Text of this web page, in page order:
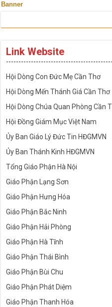
Banner
Link Website
Hội Dòng Con Đức Mẹ Cần Thơ
Hội Dòng Mến Thánh Giá Cần Thơ
Hội Dòng Chúa Quan Phòng Cần
Hội Đồng Giám Mục Việt Nam
Ủy Ban Giáo Lý Đức Tin HĐGMVN
Ủy Ban Thánh Kinh HĐGMVN
Tổng Giáo Phận Hà Nội
Giáo Phận Lạng Sơn
Giáo Phận Hưng Hóa
Giáo Phận Bắc Ninh
Giáo Phận Hải Phòng
Giáo Phận Hà Tĩnh
Giáo Phận Thái Bình
Giáo Phận Bùi Chu
Giáo Phận Phát Diệm
Giáo Phận Thanh Hóa